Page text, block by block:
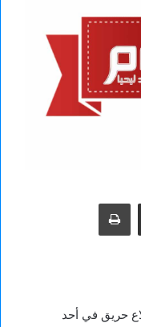
مشاركة عبر البريد طباعة
تسبب في اندلاع حريق في أحد